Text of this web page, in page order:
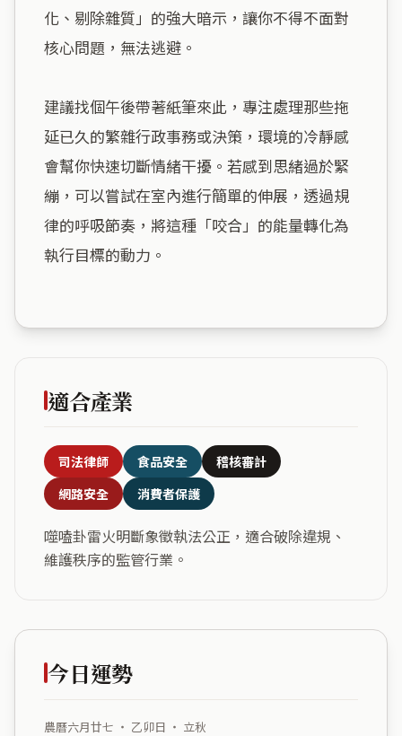
化、剔除雜質」的強大暗示，讓你不得不面對
核心問題，無法逃避。
建議找個午後帶著紙筆來此，專注處理那些拖
延已久的繁雜行政事務或決策，環境的冷靜感
會幫你快速切斷情緒干擾。若感到思緒過於緊
繃，可以嘗試在室內進行簡單的伸展，透過規
律的呼吸節奏，將這種「咬合」的能量轉化為
執行目標的動力。
適合產業
司法律師 食品安全
稽核審計
網路安全
消費者保護
噬嗑卦雷火明斷象徵執法公正，適合破除違規、
維護秩序的監管行業。
今日運勢
農曆六月廿七 ・ 乙卯日 ・ 立秋